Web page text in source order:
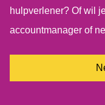
hulpverlener? Of wil
accountmanager of